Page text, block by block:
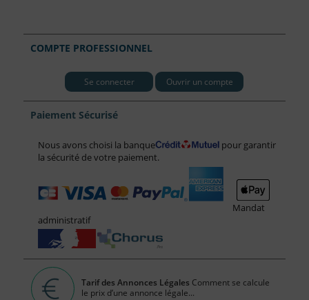
COMPTE PROFESSIONNEL
Se connecter Ouvrir un compte
Paiement Sécurisé
Nous avons choisi la banque
pour garantir
la sécurité de votre paiement.
Mandat
administratif
Tarif des Annonces Légales Comment se calcule
le prix d’une annonce légale...